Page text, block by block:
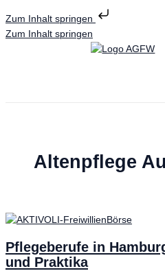
Zum Inhalt springen
Zum Inhalt springen
Altenpflege
Pflegeberufe in
und Praktika